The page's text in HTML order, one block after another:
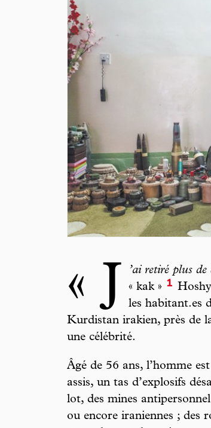
« J ’ai retiré plus de
« kak » 1
les habitant.es
Kurdistan irakien, près de
une célébrité.
Âgé de 56 ans, l’homme
assis, un tas d’explosifs
lot, des mines
ou encore iraniennes ; des